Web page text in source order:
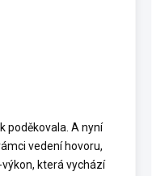
poděkovala. A nyní
vedení hovoru,
která vychází